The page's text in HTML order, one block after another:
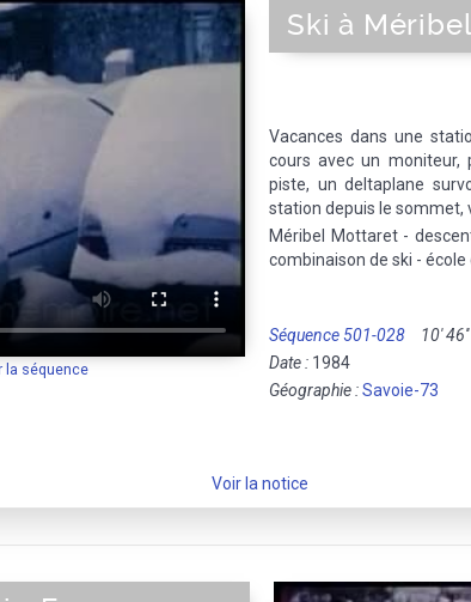
la séquence
Ski à
Vacances dans une
cours avec un moniteur,
piste, un deltaplane
station depuis le sommet,
Méribel Mottaret -
combinaison de ski - école
Séquence 501-028 10' 46''
Date : 1984
Géographie :Savoie-73
Voir la notice